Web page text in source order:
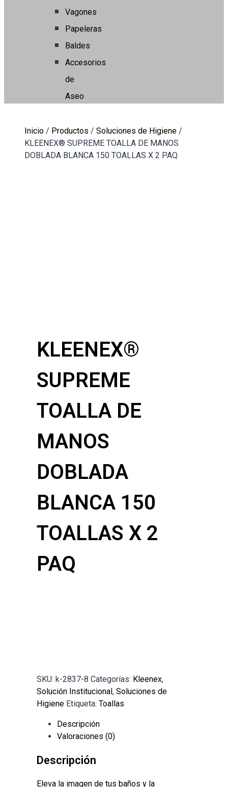
Vagones
Papeleras
Baldes
Accesorios
de
Aseo
Inicio / Productos / Soluciones de Higiene /
KLEENEX® SUPREME TOALLA DE MANOS
DOBLADA BLANCA 150 TOALLAS X 2 PAQ
KLEENEX®
SUPREME
TOALLA DE
MANOS
DOBLADA
BLANCA 150
TOALLAS X 2
PAQ
SKU: k-2837-8 Categorías: Kleenex,
Solución Institucional, Soluciones de
Higiene Etiqueta: Toallas
Descripción
Valoraciones (0)
Descripción
Eleva la imagen de tus baños y la